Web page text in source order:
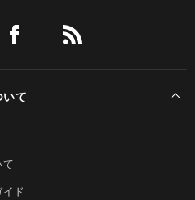
て
ド